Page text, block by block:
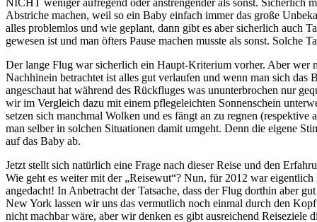
NICHT weniger aufregend oder anstrengender als sonst. Sicherlich
Abstriche machen, weil so ein Baby einfach immer das große
alles problemlos und wie geplant, dann gibt es aber sicherlich auch
gewesen ist und man öfters Pause machen musste als sonst. Solche
Der lange Flug war sicherlich ein Haupt-Kriterium vorher. Aber wer
Nachhinein betrachtet ist alles gut verlaufen und wenn man sich das
angeschaut hat während des Rückfluges was ununterbrochen nur
wir im Vergleich dazu mit einem pflegeleichten Sonnenschein
setzen sich manchmal Wolken und es fängt an zu regnen
man selber in solchen Situationen damit umgeht. Denn die eigene
auf das Baby ab.
Jetzt stellt sich natürlich eine Frage nach dieser Reise und den
Wie geht es weiter mit der „Reisewut“? Nun, für 2012 war
angedacht! In Anbetracht der Tatsache, dass der Flug dorthin aber
New York lassen wir uns das vermutlich noch einmal durch den
nicht machbar wäre, aber wir denken es gibt ausreichend Reiseziele